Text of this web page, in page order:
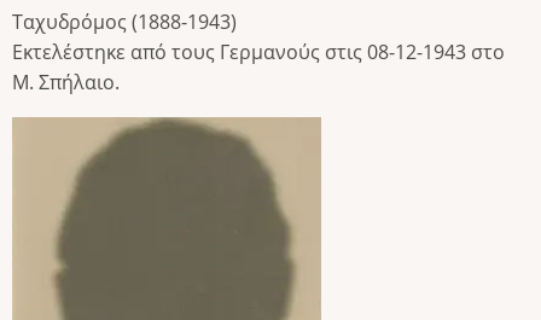
Ταχυδρόμος (1888-1943)
Εκτελέστηκε από τους Γερμανούς στις 08-12-1943 στο
Μ. Σπήλαιο.